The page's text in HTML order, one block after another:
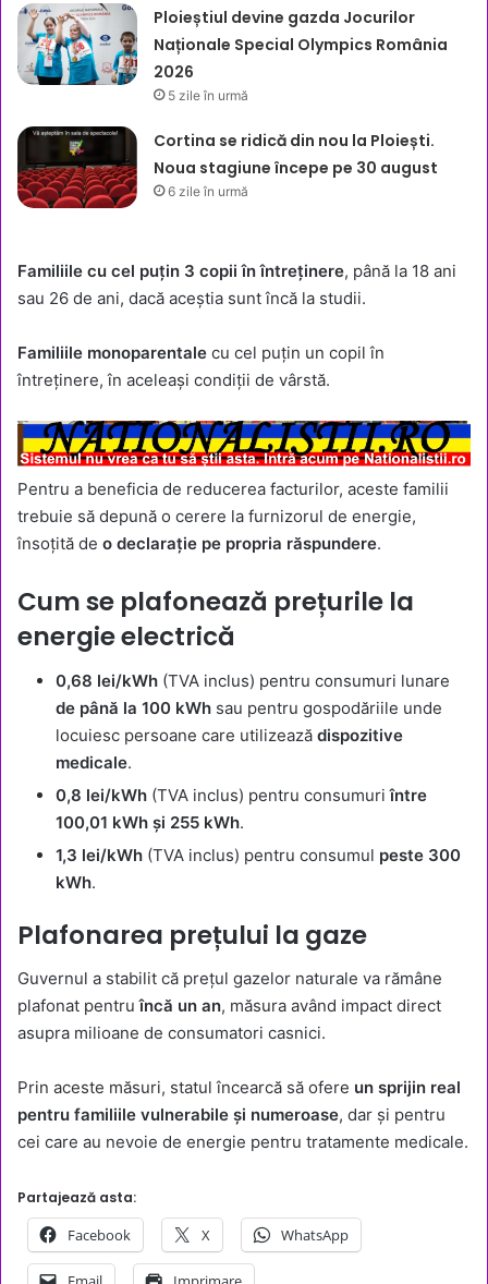
Ploieștiul devine gazda Jocurilor
Naționale Special Olympics România
2026
5 zile în urmă
Cortina se ridică din nou la Ploiești.
Noua stagiune începe pe 30 august
6 zile în urmă
Familiile cu cel puțin 3 copii în întreținere, până la 18 ani
sau 26 de ani, dacă aceștia sunt încă la studii.
Familiile monoparentale cu cel puțin un copil în
întreținere, în aceleași condiții de vârstă.
Pentru a beneficia de reducerea facturilor, aceste familii
trebuie să depună o cerere la furnizorul de energie,
însoțită de o declarație pe propria răspundere.
Cum se plafonează prețurile la
energie electrică
0,68 lei/kWh (TVA inclus) pentru consumuri lunare
de până la 100 kWh sau pentru gospodăriile unde
locuiesc persoane care utilizează dispozitive
medicale.
0,8 lei/kWh (TVA inclus) pentru consumuriîntre
100,01 kWh și 255 kWh.
1,3 lei/kWh (TVA inclus) pentru consumul peste 300
kWh.
Plafonarea prețului la gaze
Guvernul a stabilit că prețul gazelor naturale va rămâne
plafonat pentruîncă un an, măsura având impact direct
asupra milioane de consumatori casnici.
Prin aceste măsuri, statul încearcă să ofere un sprijin real
pentru familiile vulnerabile și numeroase, dar și pentru
cei care au nevoie de energie pentru tratamente medicale.
Partajează asta:
Facebook X WhatsApp